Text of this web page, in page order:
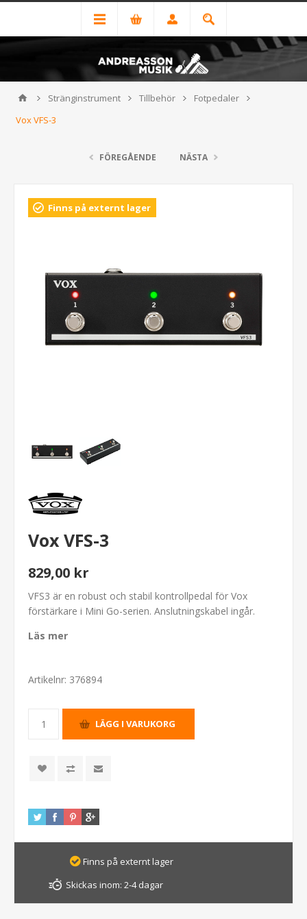
Stränginstrument Tillbehör
Fotpedaler
Vox VFS-3
FÖREGÅENDE NÄSTA
Finns på externt lager
Vox VFS-3
829,00 kr
VFS3 är en robust och stabil kontrollpedal för Vox
förstärkare i Mini Go-serien. Anslutningskabel ingår.
Läs mer
Artikelnr: 376894
Finns på externt lager
Skickas inom: 2-4 dagar